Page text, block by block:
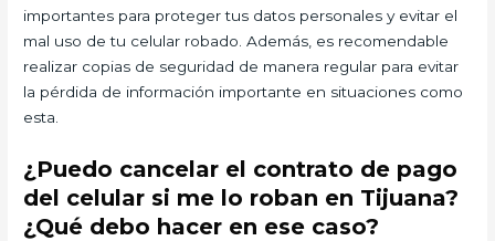
importantes para proteger tus datos personales y evitar el
mal uso de tu celular robado. Además, es recomendable
realizar copias de seguridad de manera regular para evitar
la pérdida de información importante en situaciones como
esta.
¿Puedo cancelar el contrato de pago
del celular si me lo roban en Tijuana?
¿Qué debo hacer en ese caso?